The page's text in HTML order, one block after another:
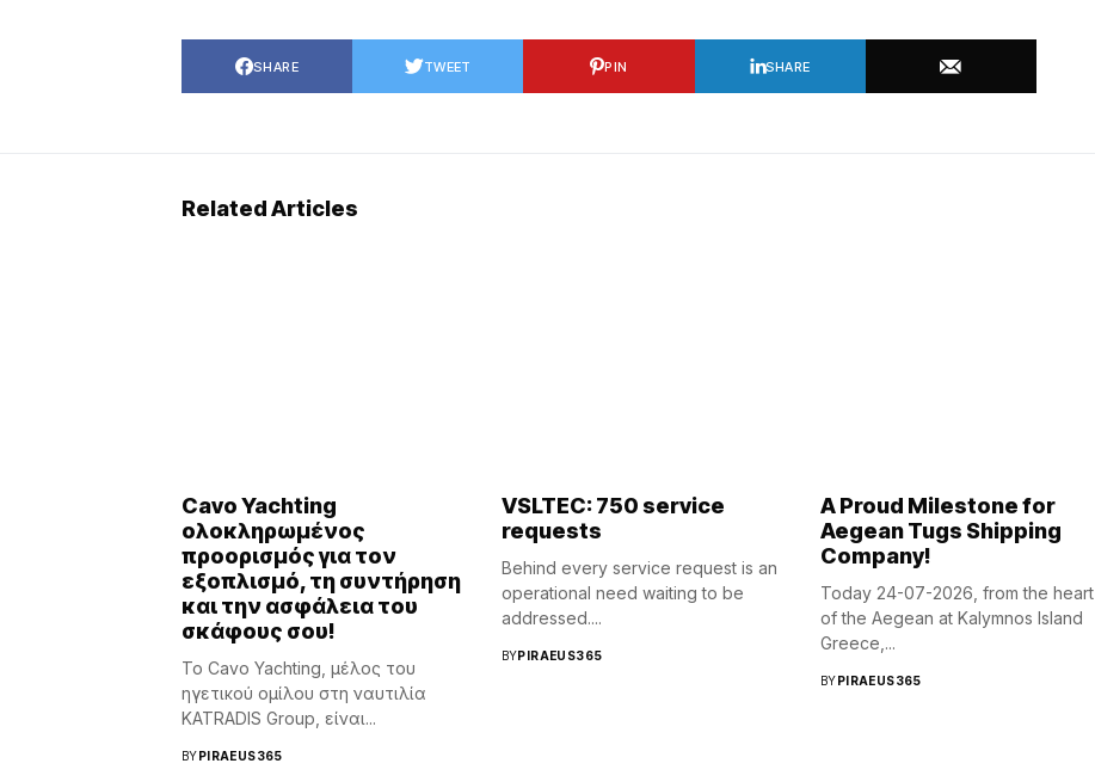
SHARE TWEET PIN SHARE
Related Articles
Cavo Yachting
ολοκληρωμένος
προορισμός για τον
εξοπλισμό, τη συντήρηση
και την ασφάλεια του
σκάφους σου!
Το Cavo Yachting, μέλος του
ηγετικού ομίλου στη ναυτιλία
KATRADIS Group, είναι...
BYPIRAEUS365
VSLTEC: 750 service
requests
Behind every service request is an
operational need waiting to be
addressed....
BYPIRAEUS365
A Proud Milestone for
Aegean Tugs Shipping
Company!
Today 24-07-2026, from the heart
of the Aegean at Kalymnos Island
Greece,...
BYPIRAEUS365